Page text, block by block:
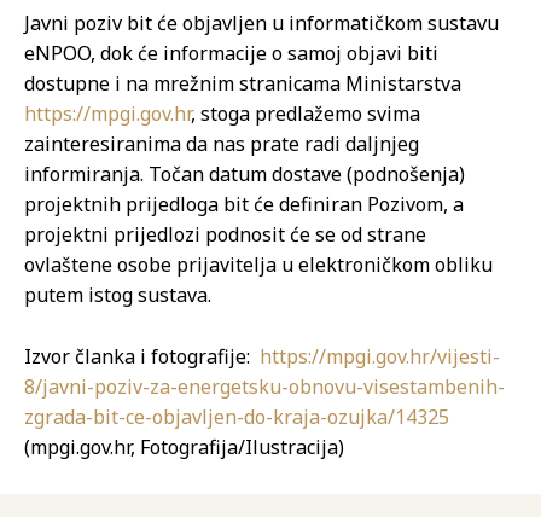
Javni poziv bit će objavljen u informatičkom sustavu
eNPOO, dok će informacije o samoj objavi biti
dostupne i na mrežnim stranicama Ministarstva
https://mpgi.gov.hr, stoga predlažemo svima
zainteresiranima da nas prate radi daljnjeg
informiranja. Točan datum dostave (podnošenja)
projektnih prijedloga bit će definiran Pozivom, a
projektni prijedlozi podnosit će se od strane
ovlaštene osobe prijavitelja u elektroničkom obliku
putem istog sustava.
Izvor članka i fotografije: https://mpgi.gov.hr/vijesti-
8/javni-poziv-za-energetsku-obnovu-visestambenih-
zgrada-bit-ce-objavljen-do-kraja-ozujka/14325
(mpgi.gov.hr, Fotografija/Ilustracija)